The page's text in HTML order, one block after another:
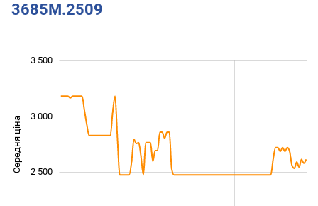
3685M.2509
Середня ціна
3 500
3 000
2 500